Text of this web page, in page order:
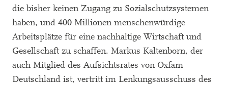
die bisher keinen Zugang zu Sozialschutzsystemen
haben, und 400 Millionen menschenwürdige
Arbeitsplätze für eine nachhaltige Wirtschaft und
Gesellschaft zu schaffen. Markus Kaltenborn, der
auch Mitglied des Aufsichtsrates von Oxfam
Deutschland ist, vertritt im Lenkungsausschuss des